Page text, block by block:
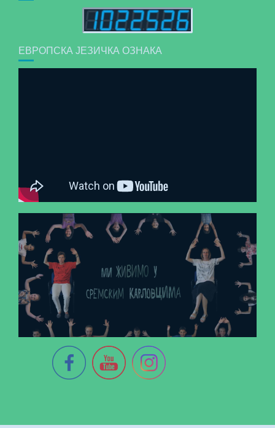
ЕВРОПСКА ЈЕЗИЧКА ОЗНАКА